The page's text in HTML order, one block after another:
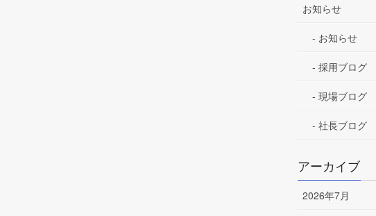
お知らせ
お知らせ
採用ブログ
現場ブログ
社長ブログ
アーカイブ
2026年7月